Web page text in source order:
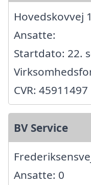
Hovedskovvej
Ansatte:
Startdato: 22.
CVR: 45911497
BV Service
Ansatte: 0